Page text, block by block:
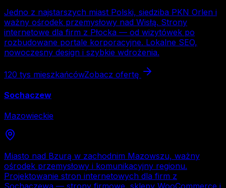
Jedno z najstarszych miast Polski, siedziba PKN Orlen i
ważny ośrodek przemysłowy nad Wisłą. Strony
internetowe dla firm z Płocka — od wizytówek po
rozbudowane portale korporacyjne. Lokalne SEO,
nowoczesny design i szybkie wdrożenia.
120 tys mieszkańcówZobacz ofertę
Sochaczew
Mazowieckie
Miasto nad Bzurą w zachodnim Mazowszu, ważny
ośrodek przemysłowy i komunikacyjny regionu.
Projektowanie stron internetowych dla firm z